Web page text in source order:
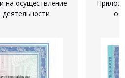
на осуществление